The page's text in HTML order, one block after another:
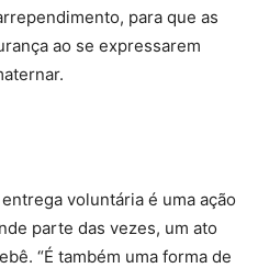
para que as
ao se expressarem
voluntária é uma ação
parte das vezes, um ato
“É também uma forma de